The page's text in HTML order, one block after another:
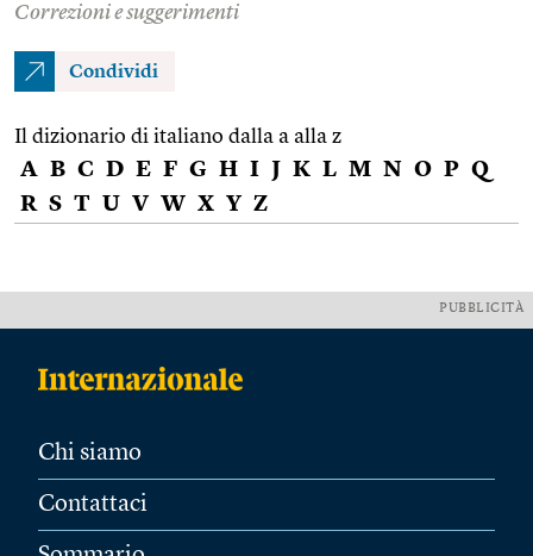
Correzioni e suggerimenti
Condividi
Il dizionario di italiano dalla a alla z
A B C D E F G H I J K L M N O P Q
R S T U V W X Y Z
PUBBLICITÀ
Chi siamo
Contattaci